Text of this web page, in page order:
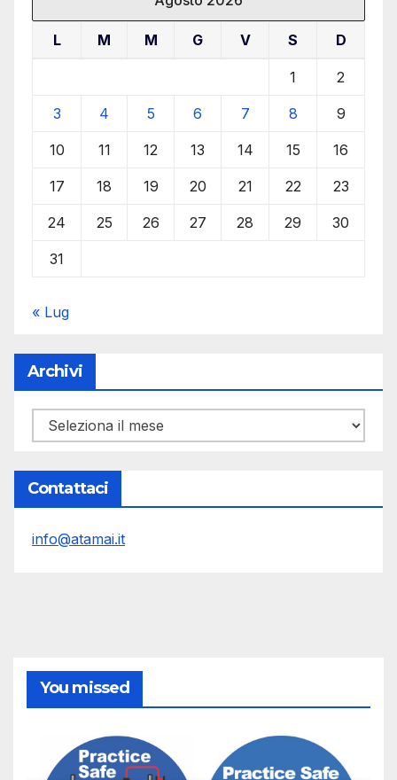
L M M G V S D
1 2
3 4 5 6 7 8 9
10 11 12 13 14 15 16
17 18 19 20 21 22 23
24 25 26 27 28 29 30
31
« Lug
Archivi
Archivi
Contattaci
info@atamai.it
You missed